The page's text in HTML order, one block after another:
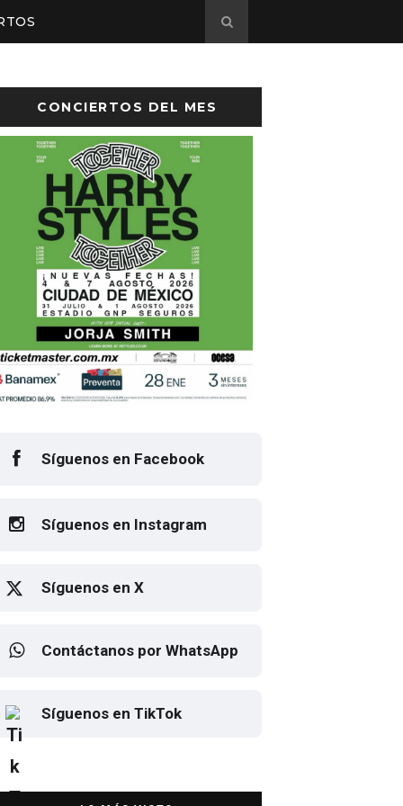
el cartel de Flow Fest 2026
CONCIERTOS DEL MES
Síguenos en Facebook
Síguenos en Instagram
Síguenos en X
Contáctanos por WhatsApp
Elton John regresa a CDMX
para despedirse en el Estadio